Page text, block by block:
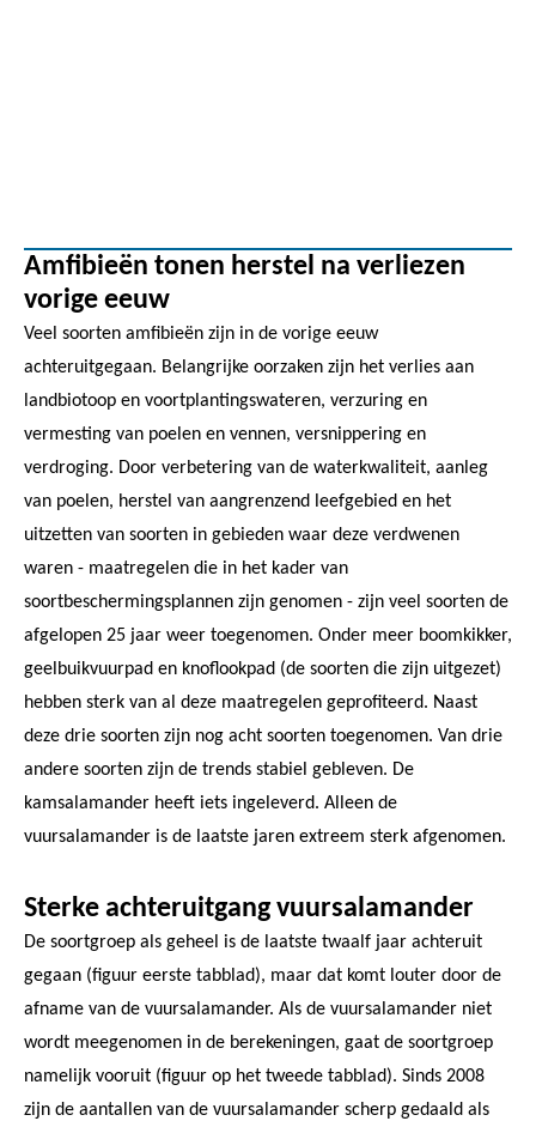
Amfibieën tonen herstel na verliezen
vorige eeuw
Veel soorten amfibieën zijn in de vorige eeuw
achteruitgegaan. Belangrijke oorzaken zijn het verlies aan
landbiotoop en voortplantingswateren, verzuring en
vermesting van poelen en vennen, versnippering en
verdroging. Door verbetering van de waterkwaliteit, aanleg
van poelen, herstel van aangrenzend leefgebied en het
uitzetten van soorten in gebieden waar deze verdwenen
waren - maatregelen die in het kader van
soortbeschermingsplannen zijn genomen - zijn veel soorten de
afgelopen 25 jaar weer toegenomen. Onder meer boomkikker,
geelbuikvuurpad en knoflookpad (de soorten die zijn uitgezet)
hebben sterk van al deze maatregelen geprofiteerd. Naast
deze drie soorten zijn nog acht soorten toegenomen. Van drie
andere soorten zijn de trends stabiel gebleven. De
kamsalamander heeft iets ingeleverd. Alleen de
vuursalamander is de laatste jaren extreem sterk afgenomen.
Sterke achteruitgang vuursalamander
De soortgroep als geheel is de laatste twaalf jaar achteruit
gegaan (figuur eerste tabblad), maar dat komt louter door de
afname van de vuursalamander. Als de vuursalamander niet
wordt meegenomen in de berekeningen, gaat de soortgroep
namelijk vooruit (figuur op het tweede tabblad). Sinds 2008
zijn de aantallen van de vuursalamander scherp gedaald als